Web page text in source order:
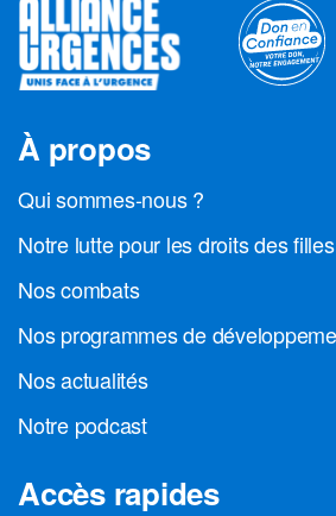
À propos
Qui sommes-nous ?
Notre lutte pour les droits des filles
Nos combats
Nos programmes de
Nos actualités
Notre podcast
Accès rapides